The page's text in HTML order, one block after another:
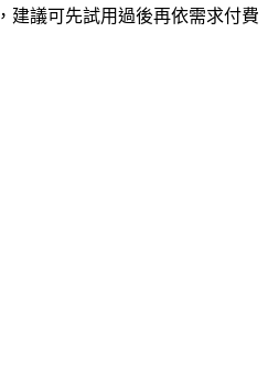
建議可先試用過後再依需求付費